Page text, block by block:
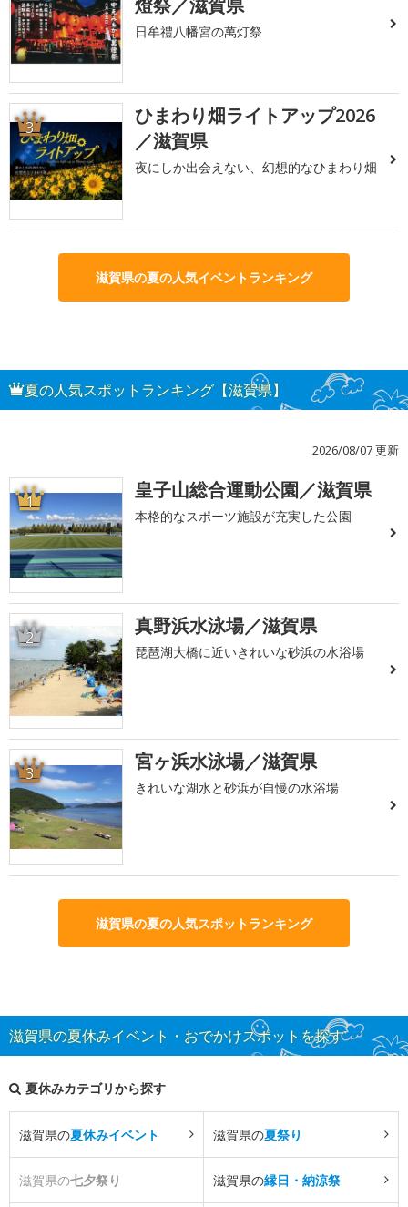
燈祭／滋賀県
日牟禮八幡宮の萬灯祭
3
ひまわり畑ライトアップ2026
／滋賀県
夜にしか出会えない、幻想的なひまわり畑
滋賀県の夏の人気イベントランキング
夏の人気スポットランキング【滋賀県】
2026/08/07 更新
1 皇子山総合運動公園／滋賀県
本格的なスポーツ施設が充実した公園
2 真野浜水泳場／滋賀県
琵琶湖大橋に近いきれいな砂浜の水浴場
3 宮ヶ浜水泳場／滋賀県
きれいな湖水と砂浜が自慢の水浴場
滋賀県の夏の人気スポットランキング
滋賀県の夏休みイベント・おでかけスポットを探す
夏休みカテゴリから探す
滋賀県の夏休みイベント 滋賀県の夏祭り
滋賀県の七夕祭り 滋賀県の縁日・納涼祭